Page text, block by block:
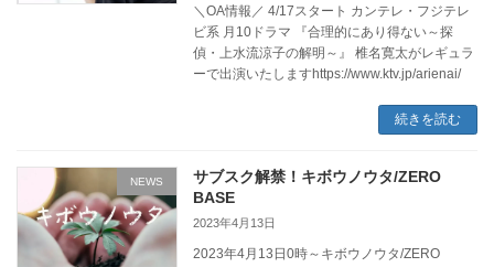
＼OA情報／ 4/17スタート カンテレ・フジテレ
ビ系 月10ドラマ 『合理的にあり得ない～探
偵・上水流涼子の解明～』 椎名寛太がレギュラ
ーで出演いたしますhttps://www.ktv.jp/arienai/
続きを読む
NEWS
サブスク解禁！キボウノウタ/ZERO
BASE
2023年4月13日
2023年4月13日0時～キボウノウタ/ZERO